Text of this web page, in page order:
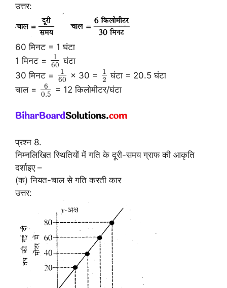
उत्तर:
60 मिनट = 1 घंटा
1 मिनट =
1
60 घंटा
30 मिनट =
1
60
× 30 =
1
2 घंटा = 20.5 घंटा
चाल =
6
0.5 = 12 किलोमीटर/घंटा
प्रश्न 8.
निम्नलिखित स्थितियों में गति के दूरी-समय ग्राफ की आकृति
दर्शाइए –
(क) नियत-चाल से गति करती कार
उत्तर: